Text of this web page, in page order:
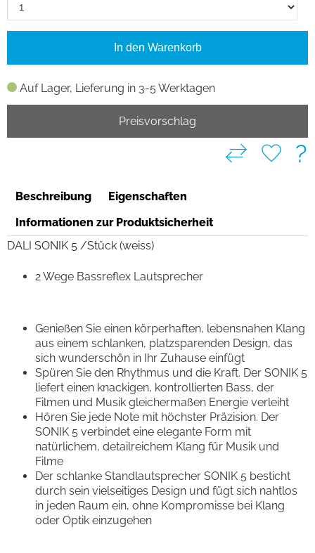
Auf Lager, Lieferung in 3-5 Werktagen
In den Warenkorb
Preisvorschlag
?
Beschreibung
Eigenschaften
Informationen zur Produktsicherheit
DALI SONIK 5 /Stück (weiss)
2 Wege Bassreflex Lautsprecher
Genießen Sie einen körperhaften, lebensnahen Klang
aus einem schlanken, platzsparenden Design, das
sich wunderschön in Ihr Zuhause einfügt
Spüren Sie den Rhythmus und die Kraft. Der SONIK 5
liefert einen knackigen, kontrollierten Bass, der
Filmen und Musik gleichermaßen Energie verleiht
Hören Sie jede Note mit höchster Präzision. Der
SONIK 5 verbindet eine elegante Form mit
natürlichem, detailreichem Klang für Musik und
Filme
Der schlanke Standlautsprecher SONIK 5 besticht
durch sein vielseitiges Design und fügt sich nahtlos
in jeden Raum ein, ohne Kompromisse bei Klang
oder Optik einzugehen